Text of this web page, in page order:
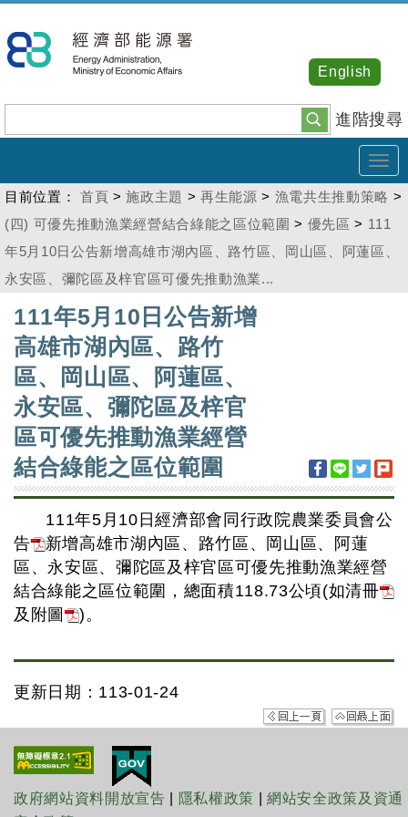
到
主
內
容
進階搜尋
English
目前位置： 首頁 >施政主題 >再生能源 > 漁電共生推動策略 >
(四) 可優先推動漁業經營結合綠能之區位範圍 > 優先區 > 111
年5月10日公告新增高雄市湖內區、路竹區、岡山區、阿蓮區、
永安區、彌陀區及梓官區可優先推動漁業...
111年5月10日公告新增
高雄市湖內區、路竹
區、岡山區、阿蓮區、
永安區、彌陀區及梓官
區可優先推動漁業經營
結合綠能之區位範圍
111年5月10日經濟部會同行政院農業委員會公
告
新增高雄市湖內區、路竹區、岡山區、阿蓮
區、永安區、彌陀區及梓官區可優先推動漁業經營
結合綠能之區位範圍，總面積118.73公頃(如清冊
及附圖
)。
更新日期：113-01-24
政府網站資料開放宣告 隱私權政策 |網站安全政策及資通